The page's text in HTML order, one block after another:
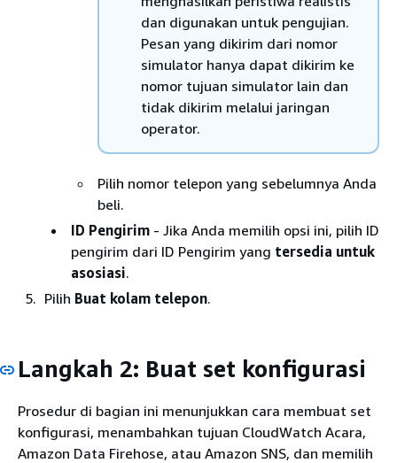
dan digunakan untuk pengujian.
Pesan yang dikirim dari nomor
simulator hanya dapat dikirim ke
nomor tujuan simulator lain dan
tidak dikirim melalui jaringan
operator.
Pilih nomor telepon yang sebelumnya Anda
beli.
ID Pengirim - Jika Anda memilih opsi ini, pilih ID
pengirim dari ID Pengirim yang tersedia untuk
asosiasi.
Pilih Buat kolam telepon.
Langkah 2: Buat set konfigurasi
Prosedur di bagian ini menunjukkan cara membuat set
konfigurasi, menambahkan tujuan CloudWatch Acara,
Amazon Data Firehose, atau Amazon SNS, dan memilih